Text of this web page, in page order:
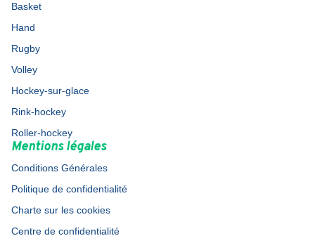
Basket
Hand
Rugby
Volley
Hockey-sur-glace
Rink-hockey
Roller-hockey
Mentions légales
Conditions Générales
Politique de confidentialité
Charte sur les cookies
Centre de confidentialité